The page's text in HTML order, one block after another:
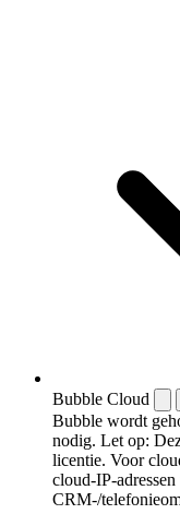
Bubble Cloud
Bubble wordt
nodig. Let op:
licentie. Voor
cloud-IP-
CRM-/